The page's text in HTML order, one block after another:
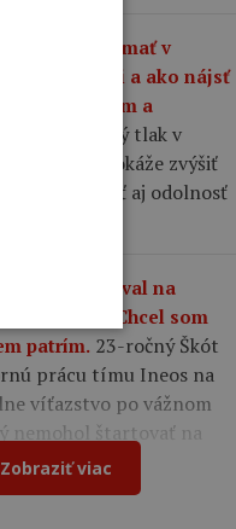
by ste mali mať v
bicykli a ako nájsť
komfortom a
zvolený tlak v
bicykla dokáže zvýšiť
priľnavosť aj odolnosť
Onley triumfoval na
Burgosu: Chcel som
patrím. 23-ročný Škót
prácu tímu Ineos na
víťazstvo po vážnom
nemohol štartovať na
Zobraziť viac